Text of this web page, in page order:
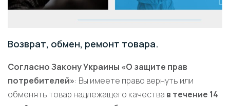
Возврат, обмен, ремонт товара.
Согласно Закону Украины «О защите прав
потребителей»: Вы имеете право вернуть или
обменять товар надлежащего качества в течение 14